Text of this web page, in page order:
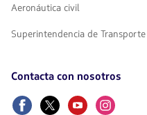
Aeronáutica civil
Superintendencia de Transporte
Contacta con nosotros
FacebookTwitterYoutubeInstagram